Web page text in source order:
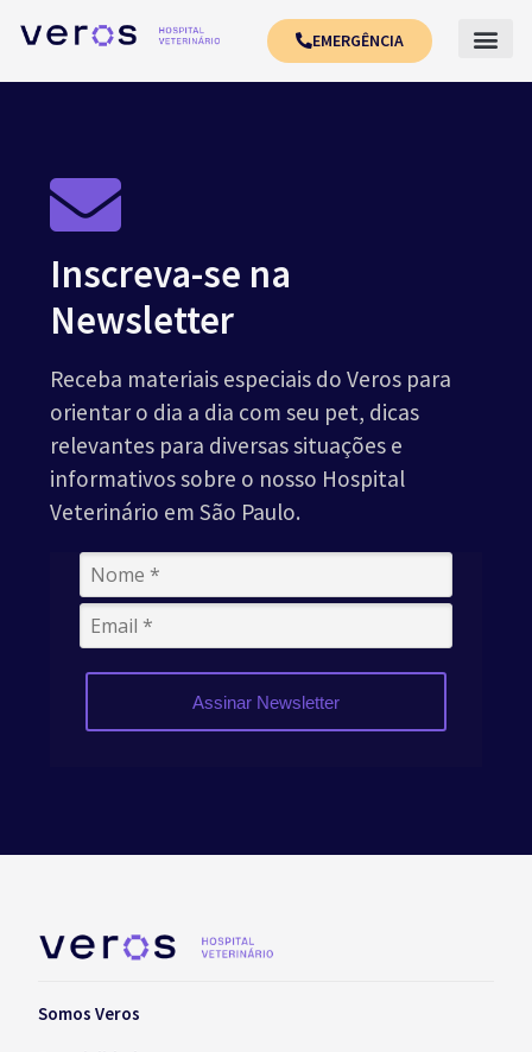
EMERGÊNCIA
Inscreva-se na
Newsletter
Receba materiais especiais do Veros para
orientar o dia a dia com seu pet, dicas
relevantes para diversas situações e
informativos sobre o nosso Hospital
Veterinário em São Paulo.
Assinar Newsletter
Somos Veros